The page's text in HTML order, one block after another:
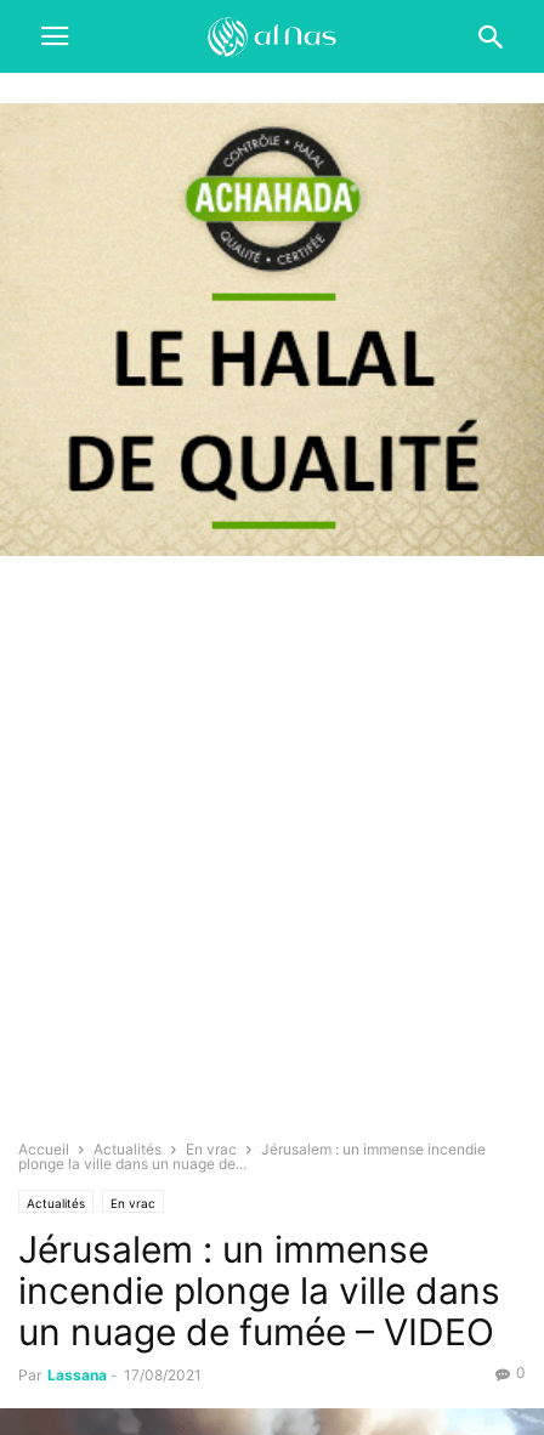
Accueil Actualités En vrac
Jérusalem : un immense incendie
plonge la ville dans un nuage de...
Actualités En vrac
Jérusalem : un immense
incendie plonge la ville dans
un nuage de fumée – VIDEO
Par Lassana - 17/08/2021 0